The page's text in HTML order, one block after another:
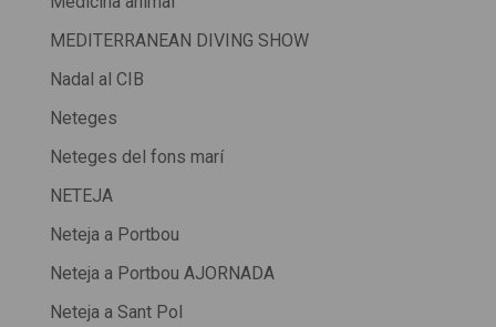
MEDITERRANEAN DIVING SHOW
Nadal al CIB
Neteges
Neteges del fons marí
NETEJA
Neteja a Portbou
Neteja a Portbou AJORNADA
Neteja a Sant Pol